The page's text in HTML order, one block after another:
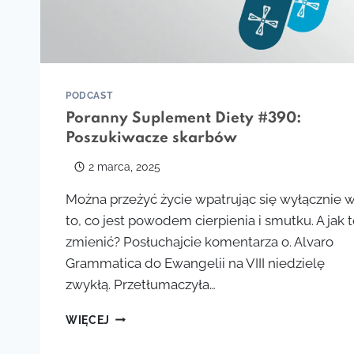
PODCAST
Poranny Suplement Diety #390:
Poszukiwacze skarbów
2 marca, 2025
Można przeżyć życie wpatrując się wyłącznie
to, co jest powodem cierpienia i smutku. A jak
zmienić? Posłuchajcie komentarza o. Alvaro
Grammatica do Ewangelii na VIII niedzielę
zwykłą. Przetłumaczyła…
WIĘCEJ PORANNY